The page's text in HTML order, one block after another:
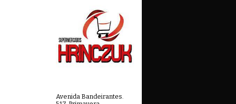
Avenida Bandeirantes.